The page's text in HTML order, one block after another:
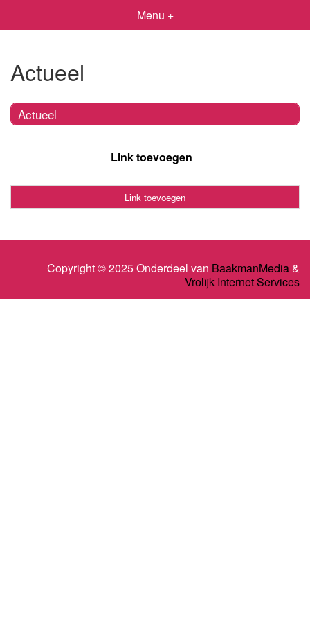
Menu +
Actueel
Actueel
Link toevoegen
Link toevoegen
Copyright © 2025 Onderdeel van BaakmanMedia&
Vrolijk Internet Services